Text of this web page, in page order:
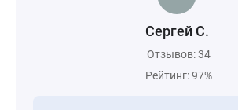
Сергей С.
Отзывов: 34
Рейтинг: 97%